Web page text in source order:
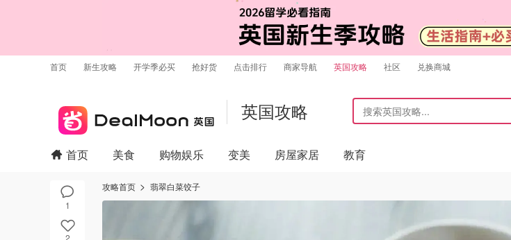
首页 新生攻略 开学季必买 抢好货 点击排行 商家导航 英国攻略 社区 兑换商城
英国攻略
1
2
首页 美食 购物娱乐 变美 房屋家居 教育
攻略首页 翡翠白菜饺子